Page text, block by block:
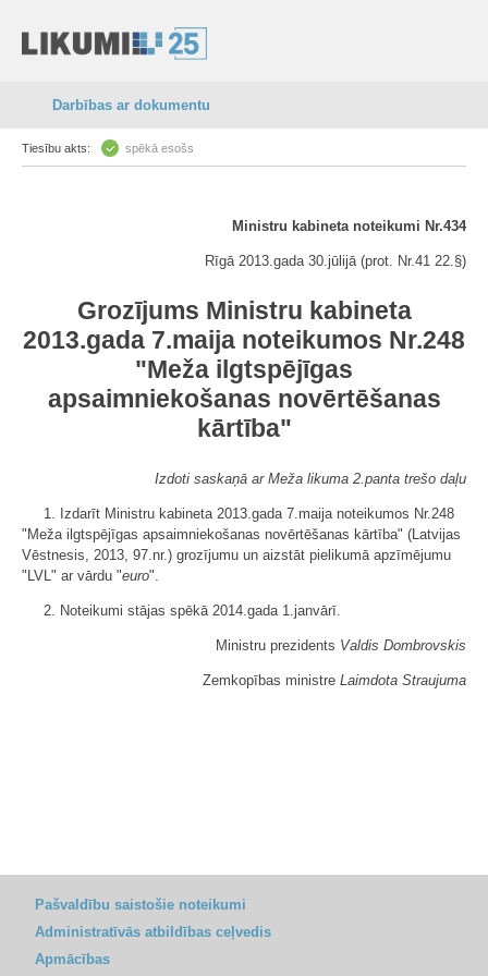
Darbības ar dokumentu
Tiesību akts: spēkā esošs
Ministru kabineta noteikumi Nr.434
Rīgā 2013.gada 30.jūlijā (prot. Nr.41 22.§)
Grozījums Ministru kabineta
2013.gada 7.maija noteikumos Nr.248
"Meža ilgtspējīgas
apsaimniekošanas novērtēšanas
kārtība"
Izdoti saskaņā ar Meža likuma 2.panta trešo daļu
1. Izdarīt Ministru kabineta 2013.gada 7.maija noteikumos Nr.248
"Meža ilgtspējīgas apsaimniekošanas novērtēšanas kārtība" (Latvijas
Vēstnesis, 2013, 97.nr.) grozījumu un aizstāt pielikumā apzīmējumu
"LVL" ar vārdu "euro".
2. Noteikumi stājas spēkā 2014.gada 1.janvārī.
Ministru prezidents Valdis Dombrovskis
Zemkopības ministre Laimdota Straujuma
Pašvaldību saistošie noteikumi
Administratīvās atbildības ceļvedis
Apmācības